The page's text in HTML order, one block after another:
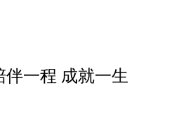
一程 成就一生